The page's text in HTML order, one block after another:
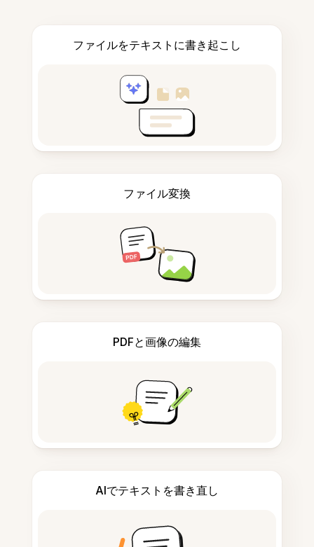
ファイルをテキストに書き起こし
ファイル変換
PDFと画像の編集
AIでテキストを書き直し